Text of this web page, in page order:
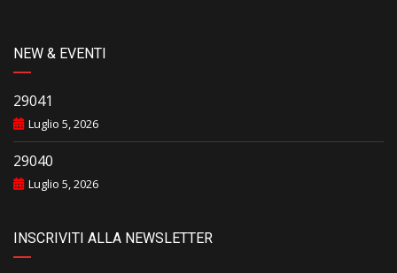
NEW & EVENTI
29041
Luglio 5, 2026
29040
Luglio 5, 2026
INSCRIVITI ALLA NEWSLETTER